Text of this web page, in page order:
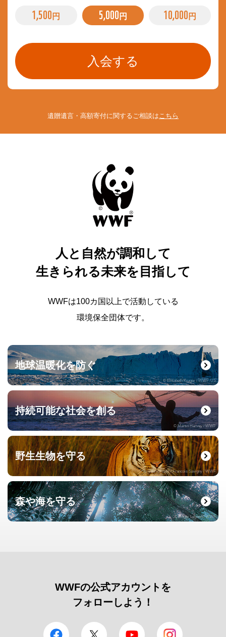
1,500 円 5,000 円 10,000 円
遺贈遺言・高額寄付に関するご相談は こちら
人と自然が調和して
生きられる未来を目指して
WWFは100カ国以上で活動している
環境保全団体です。
地球温暖化を防ぐ
© Elisabeth Kruger / WWF-US
持続可能な社会を創る
© Martin Harvey / WWF
野生生物を守る
© naturepl.com / Francois Savigny / WWF
森や海を守る
© Roger Leguen / WWF
WWFの公式アカウントを
フォローしよう！
facebook Twitter YouTube